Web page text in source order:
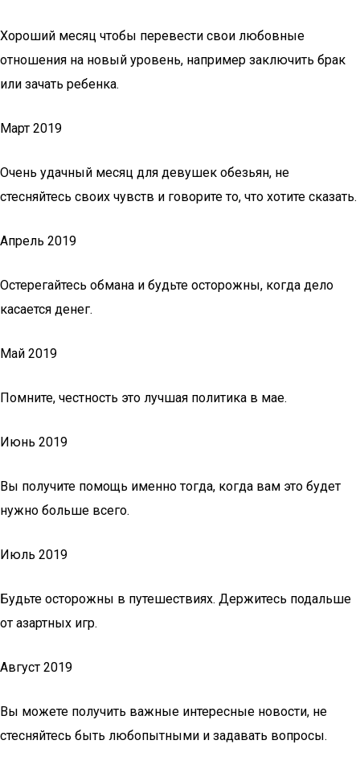
Хороший месяц чтобы перевести свои любовные
отношения на новый уровень, например заключить брак
или зачать ребенка.
Март 2019
Очень удачный месяц для девушек обезьян, не
стесняйтесь своих чувств и говорите то, что хотите сказать.
Апрель 2019
Остерегайтесь обмана и будьте осторожны, когда дело
касается денег.
Май 2019
Помните, честность это лучшая политика в мае.
Июнь 2019
Вы получите помощь именно тогда, когда вам это будет
нужно больше всего.
Июль 2019
Будьте осторожны в путешествиях. Держитесь подальше
от азартных игр.
Август 2019
Вы можете получить важные интересные новости, не
стесняйтесь быть любопытными и задавать вопросы.